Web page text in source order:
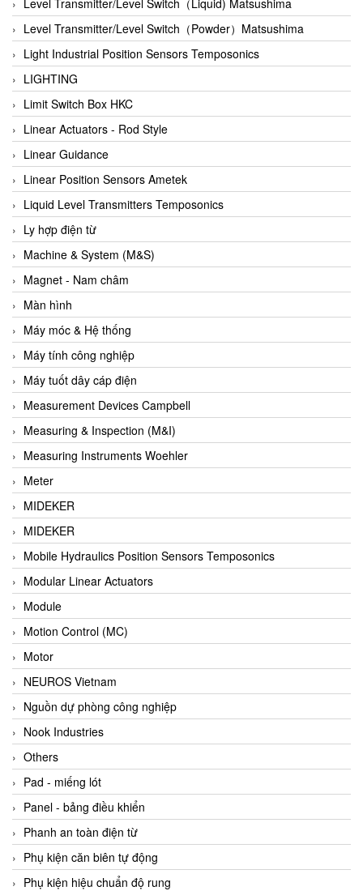
Autec
Auto Flow
Automatic valve
Aventics
Avproglobal
Axiomtek
AZBIL
B&C Electronics
B&R
Babcok wilcox
Baelz Automatic Vietnam
Bahr Modultechnik Vietnam
Balluff
BamBo Vietnam
Barel Vietnam
Barksdale
Bartec
Basco
Baumer
Baumuller Vietnam
Baykee
BBC Bircher Smart Access
BCS ITALY
BEA SENSORS
Beacon Extender
Beckhoff
Bedook
Bei Sensor
Beijer
Beinlich-pumps
Beka
BEKO
Belimo
Benetech Vietnam
Bently Nevada
Level Transmitter/Level Switch（Powder）Matsushima
Light Industrial Position Sensors Temposonics
LIGHTING
Limit Switch Box HKC
Linear Actuators - Rod Style
Linear Guidance
Linear Position Sensors Ametek
Liquid Level Transmitters Temposonics
Ly hợp điện từ
Machine & System (M&S)
Magnet - Nam châm
Màn hình
Máy móc & Hệ thống
Máy tính công nghiệp
Máy tuốt dây cáp điện
Measurement Devices Campbell
Measuring & Inspection (M&I)
Measuring Instruments Woehler
Meter
MIDEKER
MIDEKER
Mobile Hydraulics Position Sensors Temposonics
Modular Linear Actuators
Module
Motion Control (MC)
Motor
NEUROS Vietnam
Nguồn dự phòng công nghiệp
Nook Industries
Others
Pad - miếng lót
Panel - bảng điều khiển
Phanh an toàn điện từ
Phụ kiện căn biên tự động
Phụ kiện hiệu chuẩn độ rung